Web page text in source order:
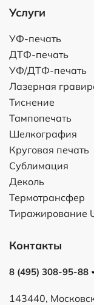
Услуги
УФ-печать
ДТФ-печать
УФ/ДТФ-печать
Лазерная
Тиснение
Тампопечать
Шелкография
Круговая печать
Сублимация
Деколь
Термотрансфер
Тиражирование
Контакты
8 (495) 308-95-88
143440,